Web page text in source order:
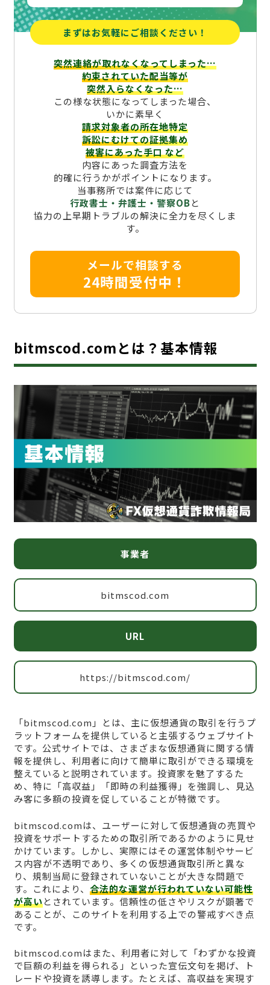
まずはお気軽にご相談ください！
突然連絡が取れなくなってしまった…
約束されていた配当等が
突然入らなくなった…
この様な状態になってしまった場合、
いかに素早く
請求対象者の所在地特定
訴訟にむけての証拠集め
被害にあった手口など
内容にあった調査方法を
的確に行うかがポイントになります。
当事務所では案件に応じて
行政書士・弁護士・警察OBと
協力の上早期トラブルの解決に全力を尽くしま
す。
メールで相談する
24時間受付中！
bitmscod.comとは？基本情報
事業者
bitmscod.com
URL
https://bitmscod.com/
「bitmscod.com」とは、主に仮想通貨の取引を行うプ
ラットフォームを提供していると主張するウェブサイト
です。公式サイトでは、さまざまな仮想通貨に関する情
報を提供し、利用者に向けて簡単に取引ができる環境を
整えていると説明されています。投資家を魅了するた
め、特に「高収益」「即時の利益獲得」を強調し、見込
み客に多額の投資を促していることが特徴です。
bitmscod.comは、ユーザーに対して仮想通貨の売買や
投資をサポートするための取引所であるかのように見せ
かけています。しかし、実際にはその運営体制やサービ
ス内容が不透明であり、多くの仮想通貨取引所と異な
り、規制当局に登録されていないことが大きな問題で
す。これにより、 合法的な運営が行われていない可能性
が高いとされています。信頼性の低さやリスクが顕著で
あることが、このサイトを利用する上での警戒すべき点
です。
bitmscod.comはまた、利用者に対して「わずかな投資
で巨額の利益を得られる」といった宣伝文句を掲げ、ト
レードや投資を誘導します。たとえば、高収益を実現す